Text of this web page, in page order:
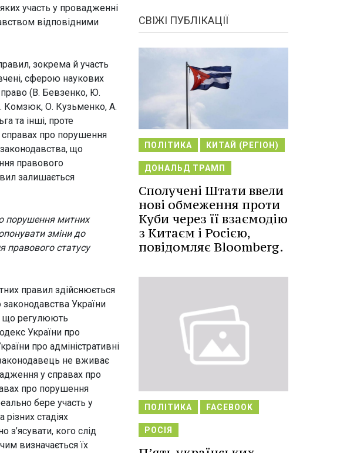
участь у провадженні
відповідними
зокрема й участь
сферою наукових
право (В. Бевзенко, Ю.
Комзюк, О. Кузьменко, А.
та інші, проте
справах про порушення
що
правового
залишається
порушення митних
зміни до
правового статусу
правил здійснюється
України
що регулюють
України про
про адміністративні
не вживає
у справах про
про порушення
бере участь у
стадіях
кого слід
визначається їх
СВІЖІ ПУБЛІКАЦІЇ
ПОЛІТИКА КИТАЙ (РЕГІОН)
ДОНАЛЬД ТРАМП
Сполучені Штати ввели
нові обмеження проти
Куби через її взаємодію
з Китаєм і Росією,
повідомляє Bloomberg.
ПОЛІТИКА FACEBOOK
РОСІЯ